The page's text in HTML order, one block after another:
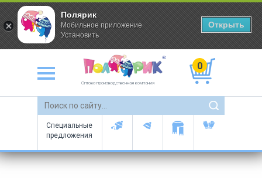
Оптово-производственная компания
0
Специальные
предложения
Полярик
Мобильное приложение
Установить
Открыть